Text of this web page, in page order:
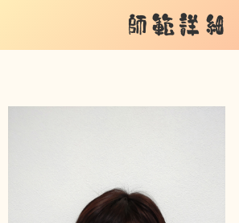
師範詳細